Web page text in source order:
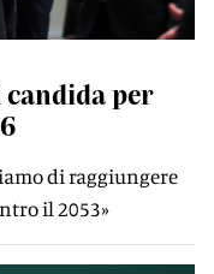
per
di raggiungere
il 2053»